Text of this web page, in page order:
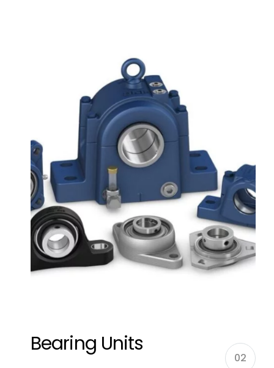
Bearing Units
02